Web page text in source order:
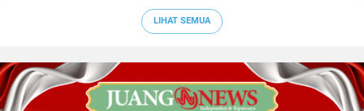
LIHAT SEMUA